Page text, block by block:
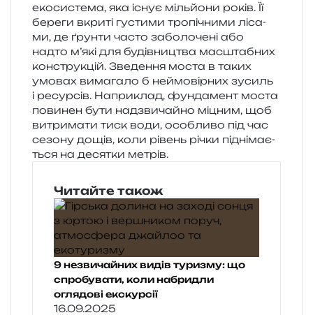
еко­си­сте­ма, яка існує міль­йо­ни років. Її
бере­ги вкри­ті густи­ми тро­пі­чни­ми ліса­
ми, де ґрун­ти часто забо­ло­че­ні або
надто м’які для будів­ни­цтва мас­шта­бних
кон­стру­кцій. Зведення моста в таких
умо­вах вима­га­ло б неймо­вір­них зусиль
і ресур­сів. Наприклад, фун­да­мент моста
пови­нен бути над­зви­чай­но міцним, щоб
витри­ма­ти тиск води, осо­бли­во під час
сезо­ну дощів, коли рівень річки під­ні­ма­є­
ться на деся­тки метрів.
Читайте також
9 незвичайних видів туризму: що
спробувати, коли набридли
оглядові екскурсії
16.09.2025